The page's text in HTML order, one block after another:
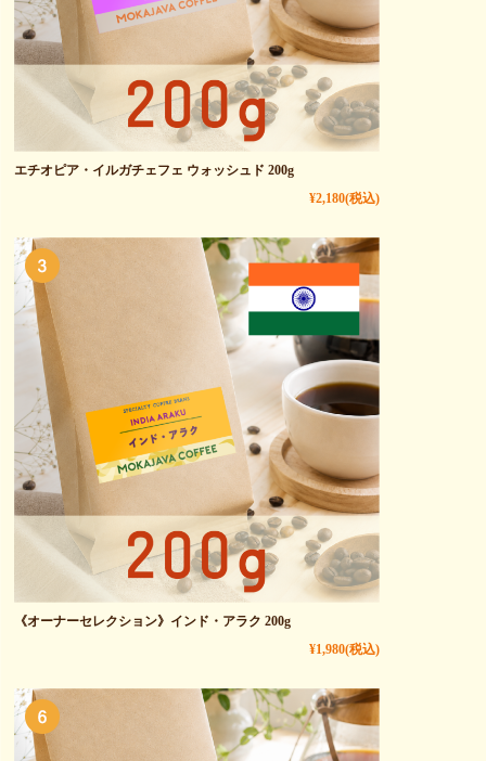
エチオピア・イルガチェフェ ウォッシュド 200g
¥2,180(税込)
《オーナーセレクション》インド・アラク 200g
¥1,980(税込)